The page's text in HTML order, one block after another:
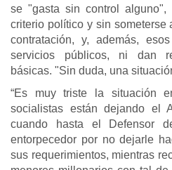
se "gasta sin control alguno",
criterio político y sin someterse
contratación, y, además,
servicios públicos, ni dan
básicas. "Sin duda, una
“Es muy triste la situación
socialistas están dejando el
cuando hasta el Defensor
entorpecedor por no dejarle
sus requerimientos, mientras